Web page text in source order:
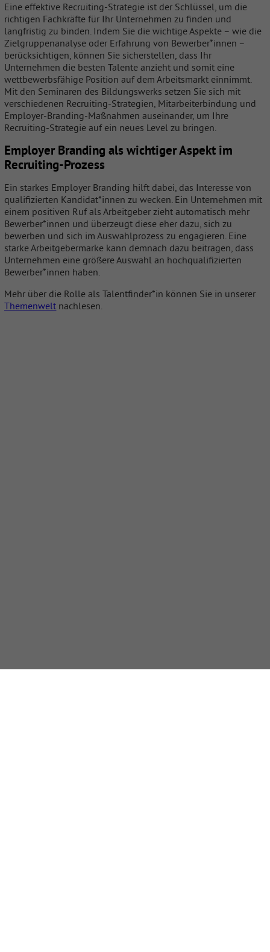
Eine effektive Recruiting-Strategie ist der Schlüssel, um die
richtigen Fachkräfte für Ihr Unternehmen zu finden und
langfristig zu binden. Indem Sie die wichtige Aspekte – wie die
Zielgruppenanalyse oder Erfahrung von Bewerber*innen –
berücksichtigen, können Sie sicherstellen, dass Ihr
Unternehmen die besten Talente anzieht und somit eine
wettbewerbsfähige Position auf dem Arbeitsmarkt einnimmt.
Mit den Seminaren des Bildungswerks setzen Sie sich mit
verschiedenen Recruiting-Strategien, Mitarbeiterbindung und
Employer-Branding-Maßnahmen auseinander, um Ihre
Recruiting-Strategie auf ein neues Level zu bringen.
Employer Branding als wichtiger Aspekt im
Recruiting-Prozess
Ein starkes Employer Branding hilft dabei, das Interesse von
qualifizierten Kandidat*innen zu wecken. Ein Unternehmen mit
einem positiven Ruf als Arbeitgeber zieht automatisch mehr
Bewerber*innen und überzeugt diese eher dazu, sich zu
bewerben und sich im Auswahlprozess zu engagieren. Eine
starke Arbeitgebermarke kann demnach dazu beitragen, dass
Unternehmen eine größere Auswahl an hochqualifizierten
Bewerber*innen haben.
Mehr über die Rolle als Talentfinder*in können Sie in unserer
Themenwelt nachlesen.